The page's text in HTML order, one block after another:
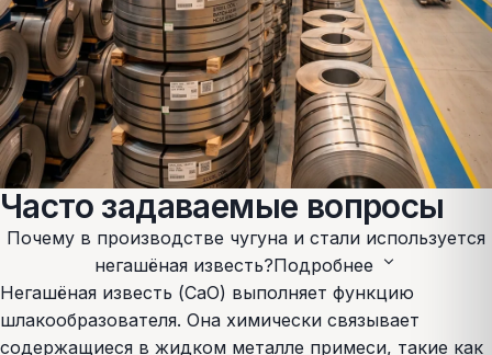
Часто задаваемые вопросы
Почему в производстве чугуна и стали используется
негашёная известь?Подробнее expand_more
Негашёная известь (CaO) выполняет функцию
шлакообразователя. Она химически связывает
содержащиеся в жидком металле примеси, такие как